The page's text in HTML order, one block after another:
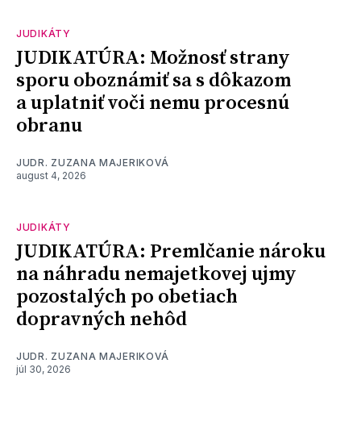
JUDIKÁTY
JUDIKATÚRA: Možnosť strany
sporu oboznámiť sa s dôkazom
a uplatniť voči nemu procesnú
obranu
JUDR. ZUZANA MAJERIKOVÁ
august 4, 2026
JUDIKÁTY
JUDIKATÚRA: Premlčanie nároku
na náhradu nemajetkovej ujmy
pozostalých po obetiach
dopravných nehôd
JUDR. ZUZANA MAJERIKOVÁ
júl 30, 2026